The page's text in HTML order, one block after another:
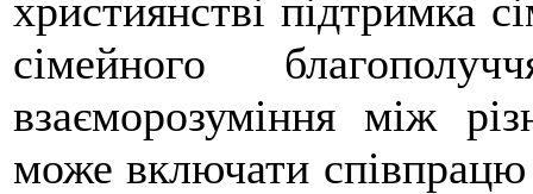
християнстві підтримка
сімейного
взаєморозуміння між
може включати